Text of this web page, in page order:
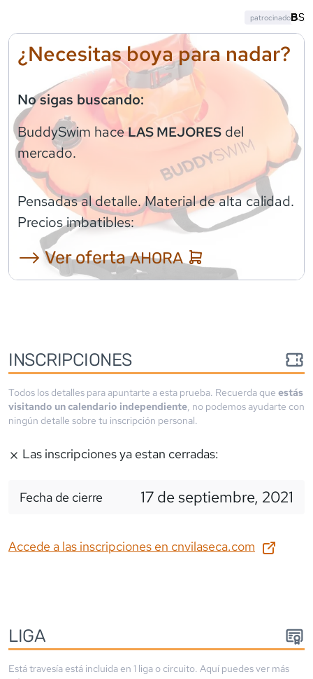
¿Necesitas boya para nadar?
No sigas buscando:
BuddySwim haceLAS MEJORES del
mercado.
Pensadas al detalle. Material de alta calidad.
Precios imbatibles:
⟶ Ver ofertaAHORA
patrocinado
INSCRIPCIONES
Todos los detalles para apuntarte a esta prueba. Recuerda que estás
visitando un calendario independiente, no podemos ayudarte con
ningún detalle sobre tu inscripción personal.
Las inscripciones ya estan cerradas:
Fecha de cierre 17 de septiembre, 2021
Accede a las inscripciones en cnvilaseca.com
LIGA
Está travesía está incluida en 1 liga o circuito. Aquí puedes ver más